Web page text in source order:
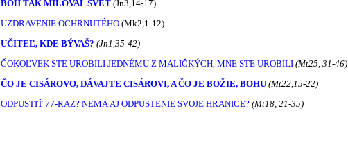
BOH TAK MILOVAL SVET (Jn3,14-17)
UZDRAVENIE OCHRNUTÉHO (Mk2,1-12)
UČITEĽ, KDE BÝVAŠ? (Jn1,35-42)
ČOKOĽVEK STE UROBILI JEDNÉMU Z MALIČKÝCH, MNE STE UROBILI (Mt25, 31-46)
ČO JE CISÁROVO, DÁVAJTE CISÁROVI, A ČO JE BOŽIE, BOHU (Mt22,15-22)
ODPUSTIŤ 77-RÁZ? NEMÁ AJ ODPUSTENIE SVOJE HRANICE? (Mt18, 21-35)